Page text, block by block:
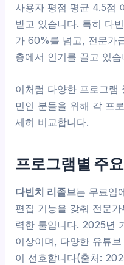
사용자 평점 평균 4.5점
받고 있습니다. 특히 다
가 60%를 넘고, 전문가
층에서 인기를 끌고 있습
이처럼 다양한 프로그램
민인 분들을 위해 각 프
세히 비교합니다.
프로그램별 주
다빈치 리졸브는 무료임
편집 기능을 갖춰 전문
력한 툴입니다. 2025년
이상이며, 다양한 유튜
이 선호합니다(출처: